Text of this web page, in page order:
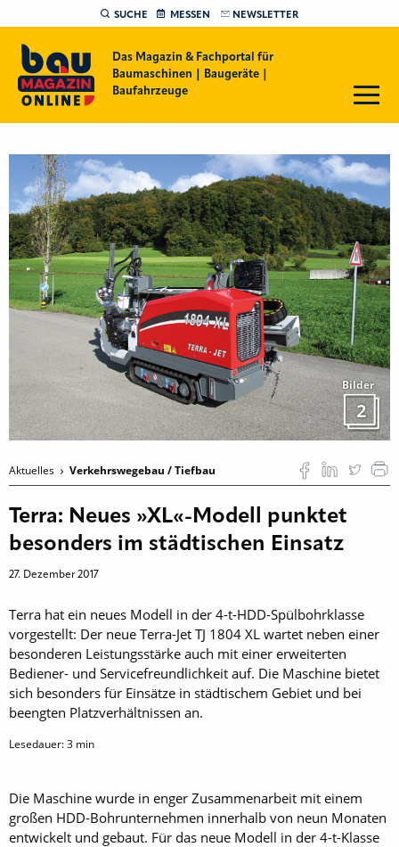
SUCHE MESSEN NEWSLETTER
Das Magazin & Fachportal für
Baumaschinen | Baugeräte |
Baufahrzeuge
Bilder
2
Aktuelles Verkehrswegebau / Tiefbau
Terra: Neues »XL«-Modell punktet
besonders im städtischen Einsatz
27. Dezember 2017
Terra hat ein neues Modell in der 4-t-HDD-Spülbohrklasse
vorgestellt: Der neue Terra-Jet TJ 1804 XL wartet neben einer
besonderen Leistungsstärke auch mit einer erweiterten
Bediener- und Servicefreundlichkeit auf. Die Maschine bietet
sich besonders für Einsätze in städtischem Gebiet und bei
beengten Platzverhältnissen an.
Lesedauer:3 min
Die Maschine wurde in enger Zusammenarbeit mit einem
großen HDD-Bohrunternehmen innerhalb von neun Monaten
entwickelt und gebaut. Für das neue Modell in der 4-t-Klasse